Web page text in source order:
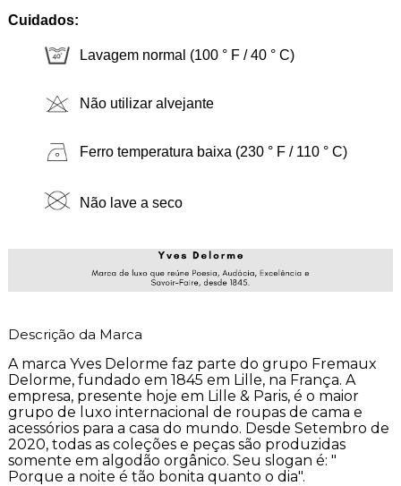
Cuidados:
Lavagem normal (100 ° F / 40 ° C)
Não utilizar alvejante
Ferro temperatura baixa (230 ° F / 110 ° C)
Não lave a seco
Descrição da Marca
A marca Yves Delorme faz parte do grupo Fremaux
Delorme, fundado em 1845 em Lille, na França. A
empresa, presente hoje em Lille & Paris, é o maior
grupo de luxo internacional de roupas de cama e
acessórios para a casa do mundo. Desde Setembro de
2020, todas as coleções e peças são produzidas
somente em algodão orgânico. Seu slogan é: "
Porque a noite é tão bonita quanto o dia".